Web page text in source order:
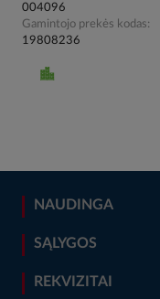
004096
Gamintojo prekės kodas
19808236
NAUDINGA
SĄLYGOS
REKVIZITAI